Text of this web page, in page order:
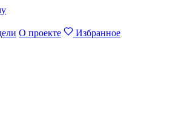
О проекте
Избранное